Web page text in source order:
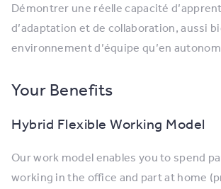
Démontrer une réelle capacité
d’adaptation et de collaboration, aussi
environnement d’équipe qu’en
Your Benefits
Hybrid Flexible Working Model
Our work model enables you to spend
working in the office and part at home